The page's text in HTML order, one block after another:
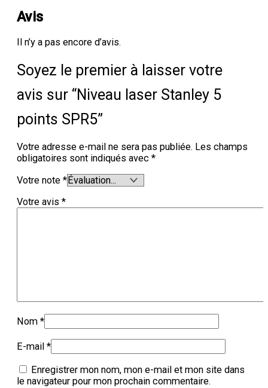
Avis
Il n’y a pas encore d’avis.
Soyez le premier à laisser votre
avis sur “Niveau laser Stanley 5
points SPR5”
Votre adresse e-mail ne sera pas publiée. Les champs
obligatoires sont indiqués avec *
Votre note *
Votre avis *
Nom *
E-mail *
Enregistrer mon nom, mon e-mail et mon site dans
le navigateur pour mon prochain commentaire.